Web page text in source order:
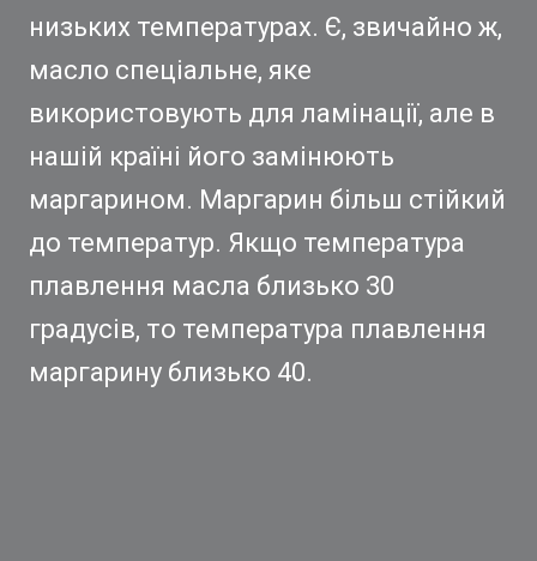
низьких температурах. Є, звичайно ж,
масло спеціальне, яке
використовують для ламінації, але в
нашій країні його замінюють
маргарином. Маргарин більш стійкий
до температур. Якщо температура
плавлення масла близько 30
градусів, то температура плавлення
маргарину близько 40.